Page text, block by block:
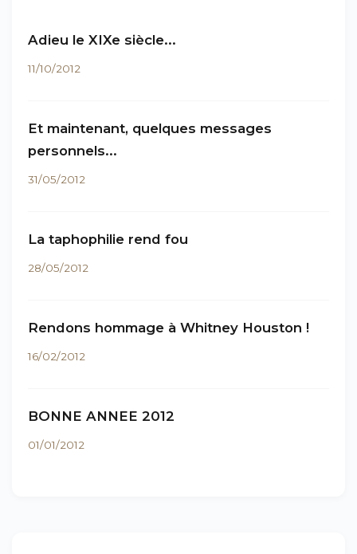
Adieu le XIXe siècle...
11/10/2012
Et maintenant, quelques messages
personnels...
31/05/2012
La taphophilie rend fou
28/05/2012
Rendons hommage à Whitney Houston !
16/02/2012
BONNE ANNEE 2012
01/01/2012